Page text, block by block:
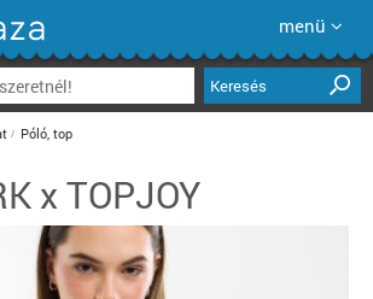
menü
Keresés
Póló, top
x TOPJOY